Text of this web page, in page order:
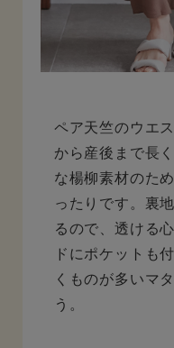
ペア天竺のウエ
から産後まで長
な楊柳素材のた
ったりです。裏
るので、透ける
ドにポケットも
くものが多いマ
う。